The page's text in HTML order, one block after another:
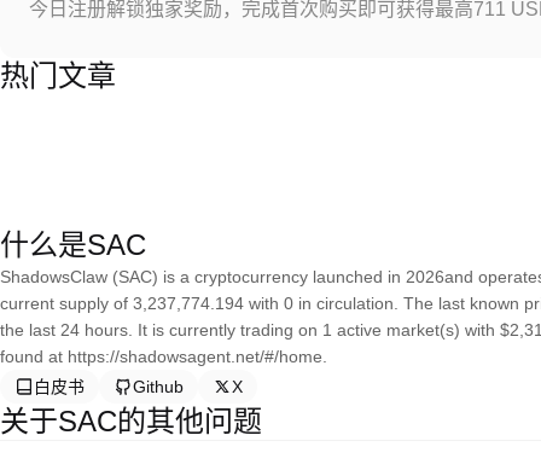
今日注册解锁独家奖励，完成首次购买即可获得最高711
热门文章
什么是SAC
ShadowsClaw (SAC) is a cryptocurrency launched in 2026and
current supply of 3,237,774.194 with 0 in circulation. The last known
the last 24 hours. It is currently trading on 1 active market(s) with
found at https://shadowsagent.net/#/home.
白皮书
Github X
关于SAC的其他问题